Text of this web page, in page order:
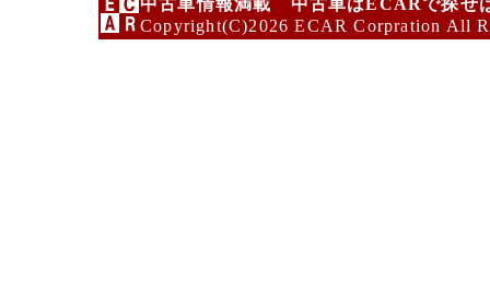
中古車情報満載 中古車はECARで探せ
Copyright(C)2026 ECAR Corpration All